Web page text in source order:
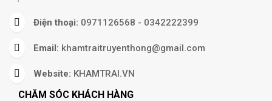
Điện thoại: 0971126568 - 0342222399
Email: khamtraitruyenthong@gmail.com
Website: KHAMTRAI.VN
CHĂM SÓC KHÁCH HÀNG